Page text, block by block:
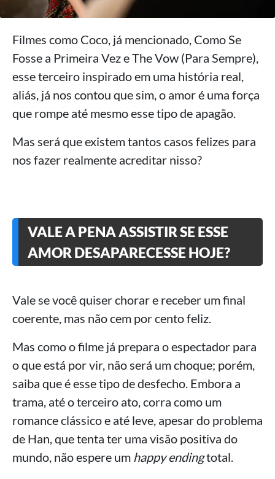
Filmes como Coco, já mencionado, Como Se
Fosse a Primeira Vez e The Vow (Para Sempre),
esse terceiro inspirado em uma história real,
aliás, já nos contou que sim, o amor é uma força
que rompe até mesmo esse tipo de apagão.
Mas será que existem tantos casos felizes para
nos fazer realmente acreditar nisso?
VALE A PENA ASSISTIR SE ESSE
AMOR DESAPARECESSE HOJE?
Vale se você quiser chorar e receber um final
coerente, mas não cem por cento feliz.
Mas como o filme já prepara o espectador para
o que está por vir, não será um choque; porém,
saiba que é esse tipo de desfecho. Embora a
trama, até o terceiro ato, corra como um
romance clássico e até leve, apesar do problema
de Han, que tenta ter uma visão positiva do
mundo, não espere um happy endingtotal.